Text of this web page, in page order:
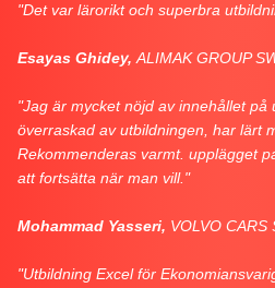
"Det var lärorikt och superbra
Esayas Ghidey, ALIMAK GROUP
"Jag är mycket nöjd av innehållet på
överraskad av utbildningen, har lärt
Rekommenderas varmt. upplägget
att fortsätta när man vill."
Mohammad Yasseri, VOLVO CARS
"Utbildning Excel för